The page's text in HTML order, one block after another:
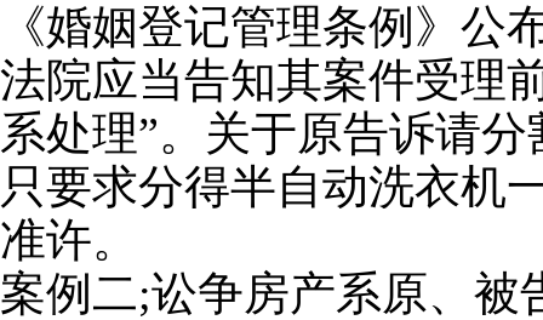
《婚姻登记管理条例》
法院应当告知其案件受理
系处理”。关于原告诉请
只要求分得半自动洗衣机
准许。
案例二;讼争房产系原、被